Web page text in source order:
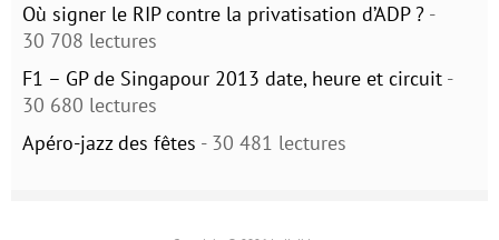
Où signer le RIP contre la privatisation d’ADP ? -
30 708 lectures
F1 – GP de Singapour 2013 date, heure et circuit -
30 680 lectures
Apéro-jazz des fêtes - 30 481 lectures